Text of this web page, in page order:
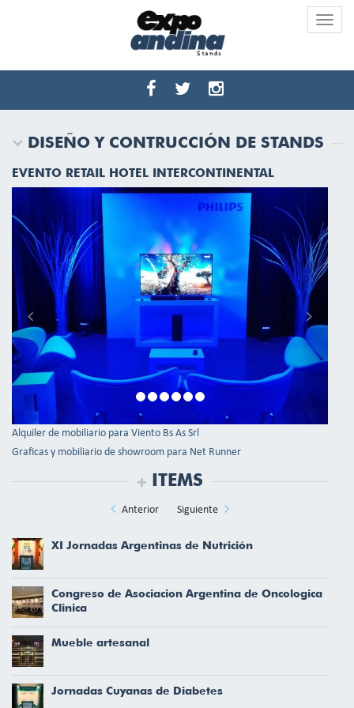
Toggle
DISEÑO Y CONTRUCCIÓN DE STANDS
EVENTO RETAIL HOTEL INTERCONTINENTAL
Previous
Alquiler de mobiliario para Viento Bs As Srl
Graficas y mobiliario de showroom para Net Runner
ITEMS
Anterior Siguiente
XI Jornadas Argentinas de Nutrición
Congreso de Asociacion Argentina de Oncologica
Clinica
Mueble artesanal
Jornadas Cuyanas de Diabetes